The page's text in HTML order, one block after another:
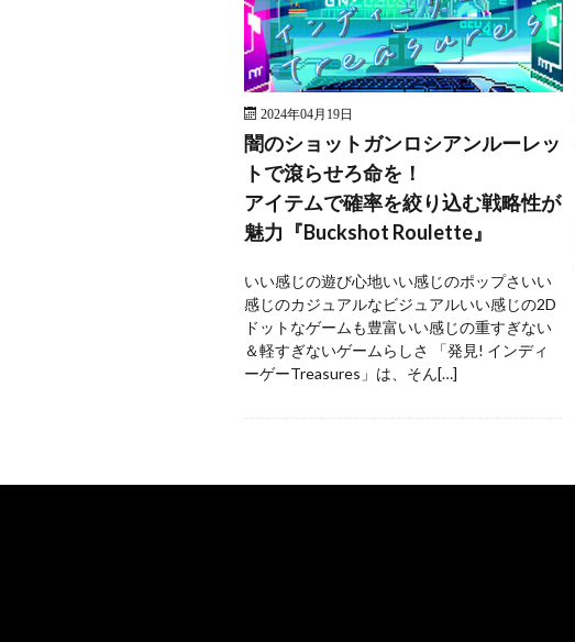
2024年04月19日
闇のショットガンロシアンルーレッ
トで滾らせろ命を！
アイテムで確率を絞り込む戦略性が
魅力『Buckshot Roulette』
いい感じの遊び心地いい感じのポップさいい
感じのカジュアルなビジュアルいい感じの2D
ドットなゲームも豊富いい感じの重すぎない
＆軽すぎないゲームらしさ 「発見! インディ
ーゲーTreasures」は、そん[…]